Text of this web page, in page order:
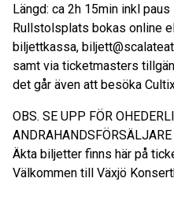
Längd: ca 2h 15min inkl paus
Rullstolsplats bokas online
biljettkassa,
samt via ticketmasters
det går även att besöka
OBS. SE UPP FÖR
ANDRAHANDSFÖRSÄLJARE
Äkta biljetter finns här på
Välkommen till Växjö